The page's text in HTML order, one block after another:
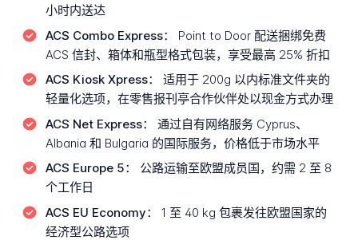
小时内送达
ACS Combo Express：
Point to Door 配送捆绑免费
ACS 信封、箱体和瓶型格式包装，享受最高 25% 折扣
ACS Kiosk Xpress：
适用于 200g 以内标准文件夹的
轻量化选项，在零售报刊亭合作伙伴处以现金方式办理
ACS Net Express：
通过自有网络服务 Cyprus、
Albania 和 Bulgaria 的国际服务，价格低于市场水平
ACS Europe 5：
公路运输至欧盟成员国，约需 2 至 8
个工作日
ACS EU Economy：
1 至 40 kg 包裹发往欧盟国家的
经济型公路选项